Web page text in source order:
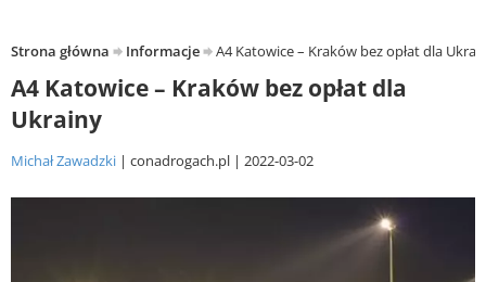
Strona główna Informacje A4 Katowice – Kraków bez opłat dla
A4 Katowice – Kraków bez opłat dla
Ukrainy
Michał Zawadzki conadrogach.pl 2022-03-02